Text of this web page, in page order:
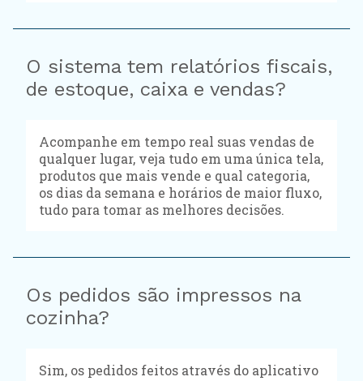
O sistema tem relatórios fiscais,
de estoque, caixa e vendas?
Acompanhe em tempo real suas vendas de
qualquer lugar, veja tudo em uma única tela,
produtos que mais vende e qual categoria,
os dias da semana e horários de maior fluxo,
tudo para tomar as melhores decisões.
Os pedidos são impressos na
cozinha?
Sim, os pedidos feitos através do aplicativo